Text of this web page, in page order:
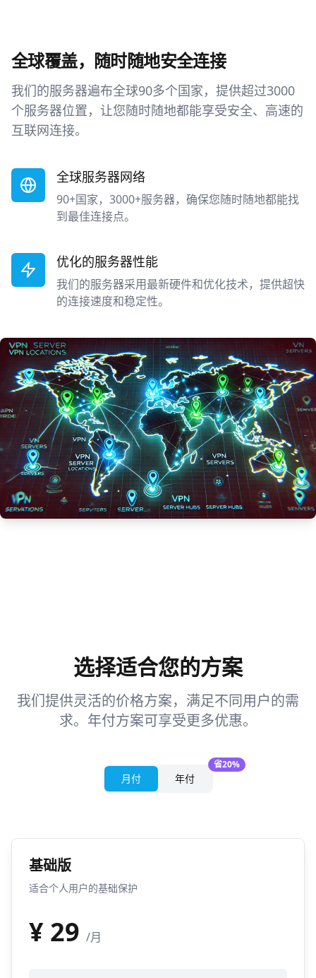
全球覆盖，随时随地安全连接
我们的服务器遍布全球90多个国家，提供超过3000
个服务器位置，让您随时随地都能享受安全、高速的
互联网连接。
全球服务器网络
90+国家，3000+服务器，确保您随时随地都能找
到最佳连接点。
优化的服务器性能
我们的服务器采用最新硬件和优化技术，提供超快
的连接速度和稳定性。
选择适合您的方案
我们提供灵活的价格方案，满足不同用户的需
求。年付方案可享受更多优惠。
月付 年付
省20%
基础版
适合个人用户的基础保护
¥ 29 /月